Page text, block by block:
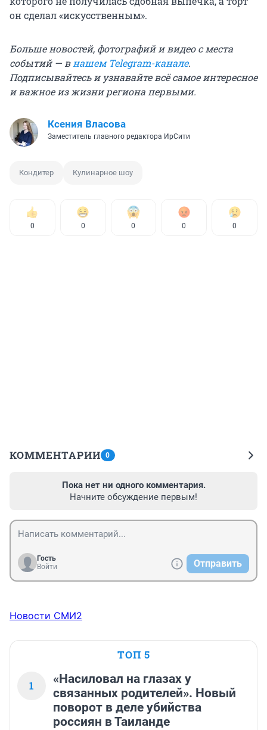
он сделал «искусственным».
Больше новостей, фотографий и видео с места
событий — в нашем Telegram-канале.
Подписывайтесь и узнавайте всё самое интересное
и важное из жизни региона первыми.
Ксения Власова
Заместитель главного редактора ИрСити
Кондитер Кулинарное шоу
0 0 0 0 0
КОММЕНТАРИИ 0
Пока нет ни одного комментария.
Начните обсуждение первым!
Гость
Войти
Отправить
Новости СМИ2
ТОП 5
1
«Насиловал на глазах у
связанных родителей». Новый
поворот в деле убийства
россиян в Таиланде